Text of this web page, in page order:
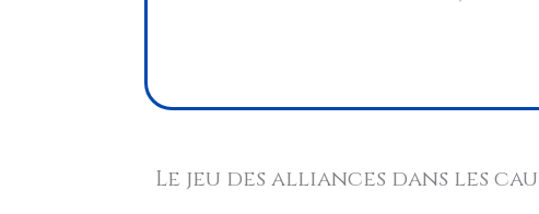
Le jeu des alliances dans les